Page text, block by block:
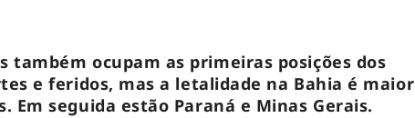
também ocupam as primeiras posições dos
e feridos, mas a letalidade na Bahia é maior
Em seguida estão Paraná e Minas Gerais.